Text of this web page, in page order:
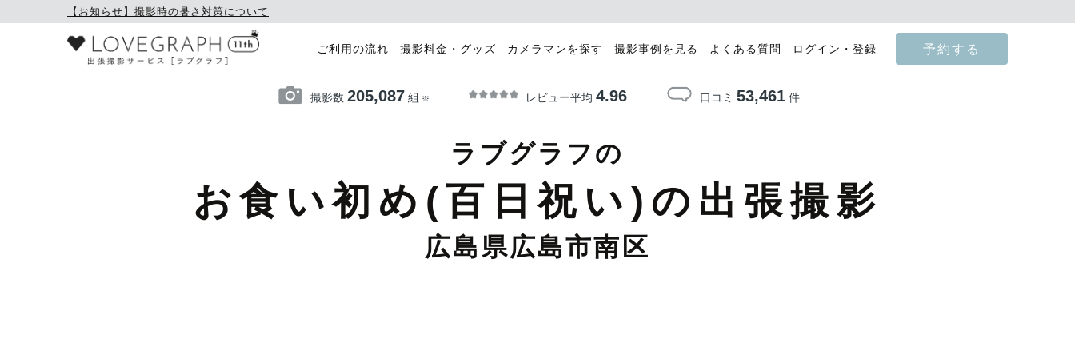
【お知らせ】撮影時の暑さ対策について
ご利用の流れ 撮影料金・グッズ カメラマンを探す 撮影事例を見る よくある質問 ログイン・登録 予約する
撮影数 205,087 組 ※ レビュー平均 4.96 口コミ 53,461件
ラブグラフの
お食い初め(百日祝い)の出張撮影
広島県広島市南区